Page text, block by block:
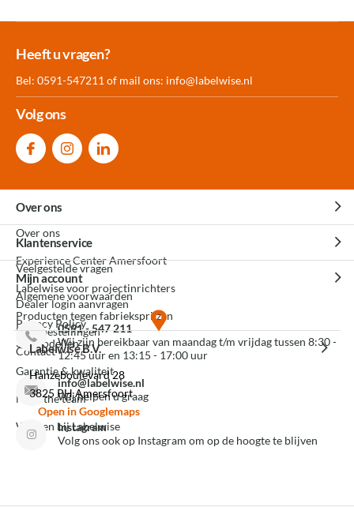
Meer dan 30.000
Heeft u vragen?
Bel: 0591-547211 of mail ons: info@labelwise.nl
Volg ons
Over ons
Over ons
Experience Center Amersfoort
Labelwise voor projectinrichters
Producten tegen fabrieksprijzen
3D modellen
Garantie & kwaliteit
Meet the team
Werken bij Labelwise
Klantenservice
Veelgestelde vragen
Algemene voorwaarden
Privacy Policy
Contact
Mijn account
Dealer login aanvragen
Mijn bestellingen
0591 - 547 211
Wij zijn bereikbaar van maandag t/m vrijdag tussen 8:30 -
12:45 uur en 13:15 - 17:00 uur
info@labelwise.nl
Wij helpen u graag
Instagram
Volg ons ook op Instagram om op de hoogte te blijven
Labelwise B.V.
Hanzeboulevard 28
3825 PH Amersfoort
Open in Googlemaps